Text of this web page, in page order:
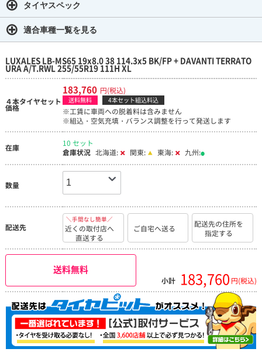
タイヤスペック
適合車種一覧を見る
LUXALES LB-MS65 19x8.0 38 114.3x5 BK/FP + DAVANTI TERRATO
URA A/T.RWL 255/55R19 111H XL
４本タイヤセット
価格
183,760 円(税込)
送料無料 4本セット組込料込
※工賃に車両への脱着料は含みません
※組込・空気充填・バランス調整を行って発送します
在庫
10 セット
倉庫状況 北海道: 関東: 東海: 九州:
数量
配送先
＼手間なし簡単／
近くの取付店へ
直送する
ご自宅へ送る
配送先の住所を
指定する
送料無料
小計 183,760 円(税込)